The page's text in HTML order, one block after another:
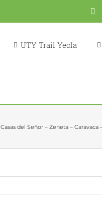
UTY Trail Yecla
Casas del Señor – Zeneta –